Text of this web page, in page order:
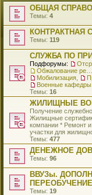
ОБЩАЯ
Темы: 4
КОНТРАКТНАЯ
Темы: 119
СЛУЖБА ПО
Подфорумы:
Мобилизация
Военные кафедры
Темы: 16
ЖИЛИЩНЫЕ
Получение
Жилищные
компании * Ремонт
участки для
Темы: 477
ДЕНЕЖНОЕ
Темы: 96
ВВУЗы.
ПЕРЕОБУЧЕНИЕ
Темы: 19